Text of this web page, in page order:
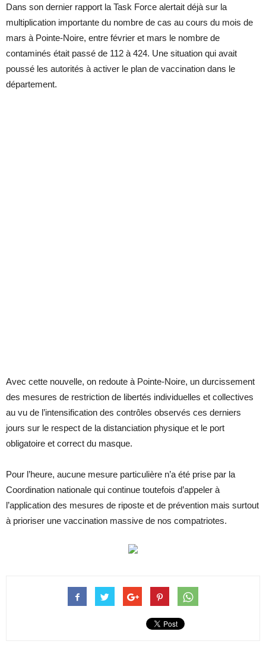
Dans son dernier rapport la Task Force alertait déjà sur la
multiplication importante du nombre de cas au cours du mois de
mars à Pointe-Noire, entre février et mars le nombre de
contaminés était passé de 112 à 424. Une situation qui avait
poussé les autorités à activer le plan de vaccination dans le
département.
Avec cette nouvelle, on redoute à Pointe-Noire, un durcissement
des mesures de restriction de libertés individuelles et collectives
au vu de l’intensification des contrôles observés ces derniers
jours sur le respect de la distanciation physique et le port
obligatoire et correct du masque.
Pour l’heure, aucune mesure particulière n’a été prise par la
Coordination nationale qui continue toutefois d’appeler à
l’application des mesures de riposte et de prévention mais surtout
à prioriser une vaccination massive de nos compatriotes.